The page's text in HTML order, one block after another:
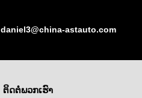
daniel3@china-astauto.com
ຕິດ​ຕໍ່​ພວກ​ເຮົາ